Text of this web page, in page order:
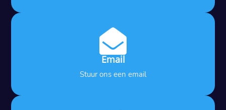

Email
Stuur ons een email